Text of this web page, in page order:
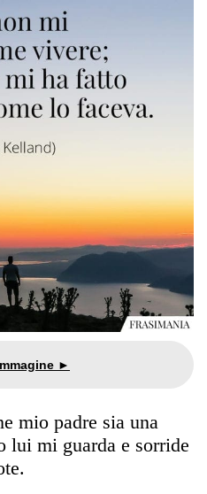
mio padre sia una
lui mi guarda e sorride